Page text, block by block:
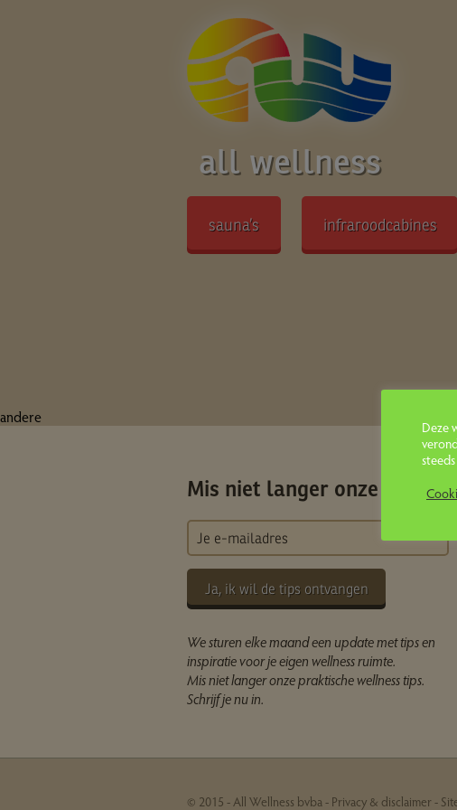
all wellness
sauna’s infraroodcabines
andere
Mis niet langer onze tips
Ja, ik wil de tips ontvangen
We sturen elke maand een update met tips en
inspiratie voor je eigen wellness ruimte.
Mis niet langer onze praktische wellness tips.
Schrijf je nu in.
© 2015 - All Wellness bvba - Privacy & disclaimer-
Deze